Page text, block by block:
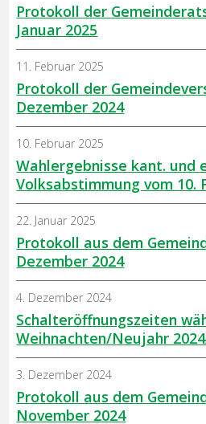
Protokoll der
Januar 2025
Protokoll der
Dezember 2024
11. Februar 2025
Wahlergebnisse kant. und
Volksabstimmung vom 10.
10. Februar 2025
Protokoll aus dem
Dezember 2024
22. Januar 2025
Schalteröffnungszeiten
Weihnachten/Neujahr
4. Dezember 2024
Protokoll aus dem
November 2024
3. Dezember 2024